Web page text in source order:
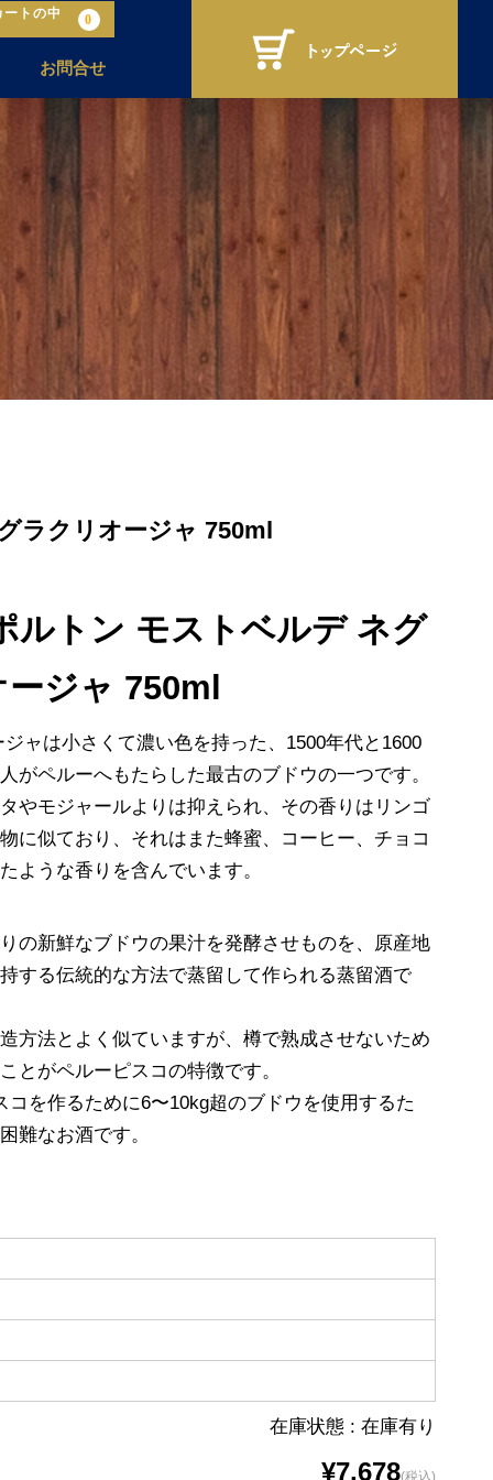
ートの中 0
お問合せ
ラクリオージャ 750ml
ルトン モストベルデ ネグ
ジャ 750ml
ャは小さくて濃い色を持った、1500年代と1600
がペルーへもたらした最古のブドウの一つです。
やモジャールよりは抑えられ、その香りはリンゴ
に似ており、それはまた蜂蜜、コーヒー、チョコ
ような香りを含んでいます。
の新鮮なブドウの果汁を発酵させものを、原産地
する伝統的な方法で蒸留して作られる蒸留酒で
方法とよく似ていますが、樽で熟成させないため
とがペルーピスコの特徴です。
コを作るために6〜10kg超のブドウを使用するた
難なお酒です。
在庫状態 : 在庫有り
¥7,678(税込)